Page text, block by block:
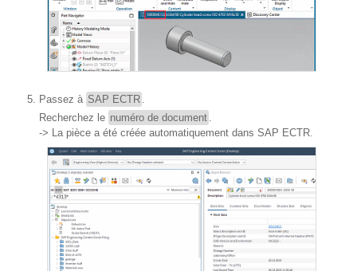
Passez à SAP ECTR
Recherchez le numéro de document
-> La pièce a été créée automatiquement dans SAP ECTR.